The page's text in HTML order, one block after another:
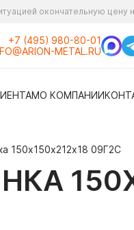
окончательную
+7 (495) 980-80-01
METAL.RU
О КОМПАНИИ
150х150х212х18 09Г2С